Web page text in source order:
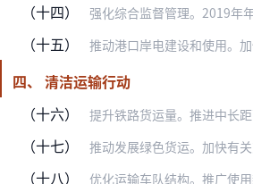
（十四） 强化综合监督管理。2019年年底前，各地完成非道路移动机械摸底调查和编码登记。探索建立工程机
（十五） 推动港口岸电建设和使用。加快港口岸电设备设施建设和船舶受电设施设备改造，提高岸电设施使用效率
四、 清洁运输行动
（十六）
提升铁路货运量。推进中长距离大宗货物、集装箱运输从公路转向铁路。在环渤海地区、山东省、长三
（十七） 推动发展绿色货运。加快有关交通运输规划和建设项目的环评审查进度，在确保生态环境系统有效保护的
（十八） 优化运输车队结构。推广使用新能源和清洁能源汽车。加快推进城市建成区新增和更新的公交、环卫、邮